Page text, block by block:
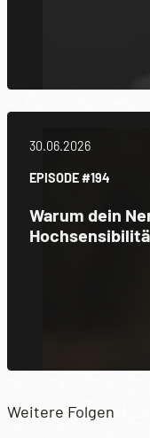
30.06.2026
EPISODE #194
Warum dein
Weitere Folgen